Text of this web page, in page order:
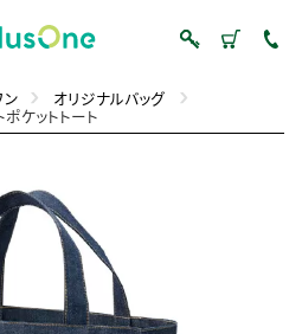
オリジナルバッグ
ケットトート